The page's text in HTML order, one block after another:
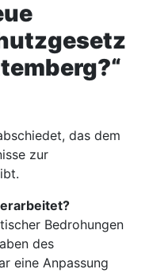
das dem
zur
Bedrohungen
des
eine Anpassung